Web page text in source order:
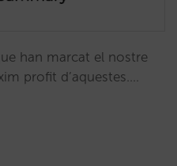
han marcat el nostre
profit d’aquestes.…